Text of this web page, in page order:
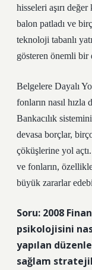
hisseleri aşırı
balon patladı ve
teknoloji tabanlı
gösteren önemli bir
Belgelere Dayalı
fonların nasıl
Bankacılık
devasa borçlar,
çöküşlerine yol
ve fonların,
büyük zararlar
Soru: 2008
psikolojisini
yapılan
sağlam